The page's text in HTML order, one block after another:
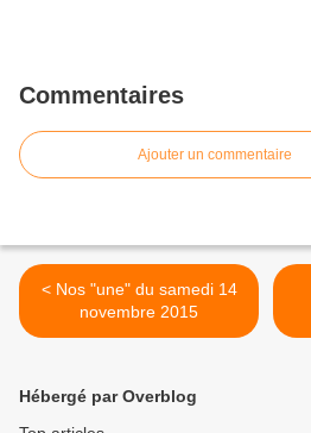
Commentaires
Ajouter un commentaire
< Nos "une" du samedi 14
novembre 2015
Hébergé par Overblog